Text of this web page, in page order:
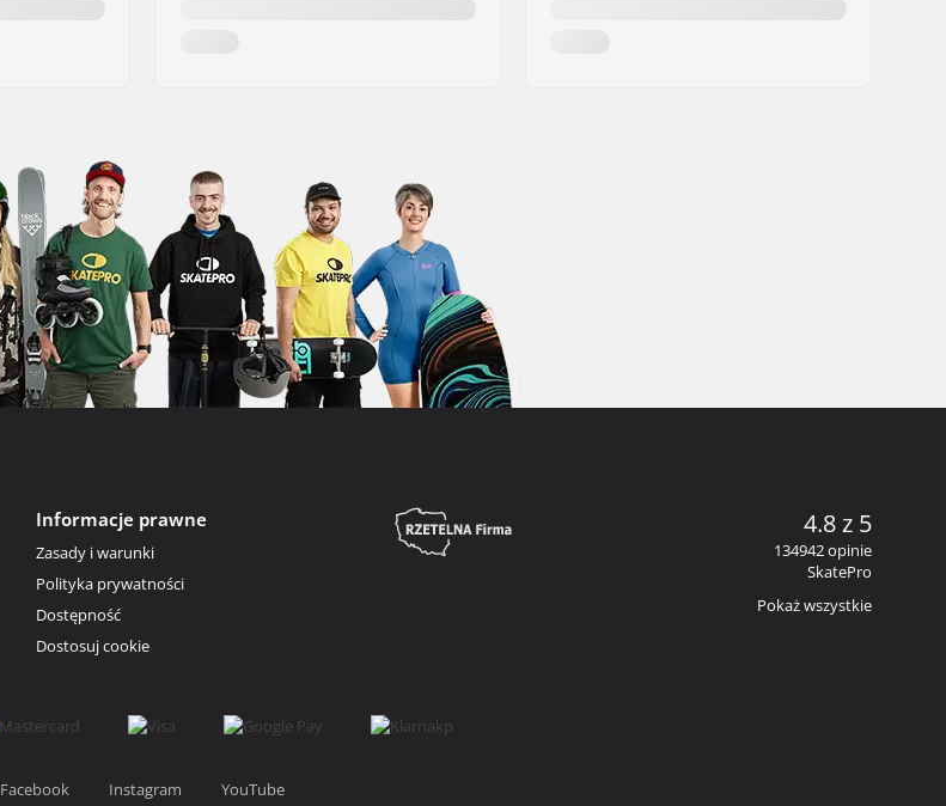
Informacje prawne
Zasady i warunki
Polityka prywatności
Dostępność
Dostosuj cookie
4.8 z 5
134942 opinie
SkatePro
Pokaż wszystkie
Facebook Instagram YouTube